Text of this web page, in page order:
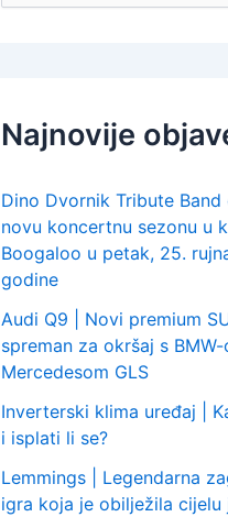
o
rNajnovije
Dino Dvornik Tribute Band
novu koncertnu sezonu u
Boogaloo u petak, 25.
godine
Audi Q9 | Novi premium
spreman za okršaj s BMW-
Mercedesom GLS
Inverterski klima uređaj |
i isplati li se?
Lemmings | Legendarna
igra koja je obilježila cijelu